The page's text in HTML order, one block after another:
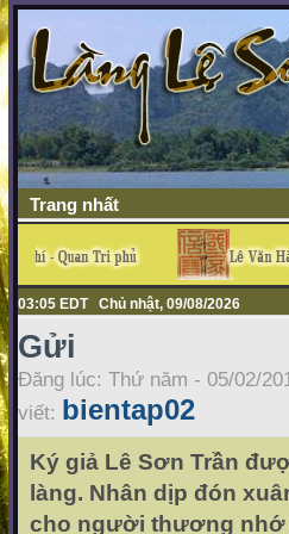
Trang nhất
03:05 EDT Chủ nhật, 09/08/2026
Gửi
Đăng lúc: Thứ năm - 05/02/
viết: bientap02
Ký giả Lê Sơn Trần
làng. Nhân dịp đón
cho người thương nhớ